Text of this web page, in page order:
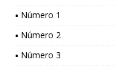
▪ Número 1
▪ Número 2
▪ Número 3